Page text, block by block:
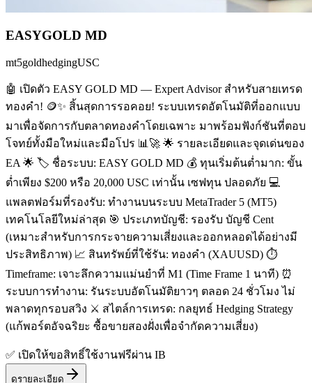
EASYGOLD MD
mt5goldhedgingUSC
🤖 เปิดตัว EASY GOLD MD — Expert Advisor สำหรับสายเทรด
ทองคำ! 🪙✨ สิ้นสุดการรอคอย! ระบบเทรดอัตโนมัติที่ออกแบบ
มาเพื่อจัดการกับตลาดทองคำโดยเฉพาะ มาพร้อมฟังก์ชันที่ตอบ
โจทย์ทั้งมือใหม่และมือโปร 📊🚀 🌟 รายละเอียดและจุดเด่นของ
EA 🌟 🏷️ ชื่อระบบ: EASY GOLD MD 💰 ทุนเริ่มต้นต่ำมาก: ขั้น
ต่ำเพียง $200 หรือ 20,000 USC เท่านั้น เซฟทุน ปลอดภัย 💻
แพลตฟอร์มที่รองรับ: ทำงานบนระบบ MetaTrader 5 (MT5)
เทคโนโลยีใหม่ล่าสุด 🎯 ประเภทบัญชี: รองรับ บัญชี Cent
(เหมาะสำหรับการกระจายความเสี่ยงและออกหลอดได้อย่างมี
ประสิทธิภาพ) 📈 สินทรัพย์ที่ใช้รัน: ทองคำ (XAUUSD) ⏱️
Timeframe: เจาะลึกความแม่นยำที่ M1 (Time Frame 1 นาที) ⏰
ระบบการทำงาน: รันระบบอัตโนมัติยาวๆ ตลอด 24 ชั่วโมง ไม่
พลาดทุกรอบสวิง ⚔️ สไตล์การเทรด: กลยุทธ์ Hedging Strategy
(แก้พอร์ตอัจฉริยะ ซื้อขายสองฝั่งเพื่อจำกัดความเสี่ยง)
✅ เปิดให้ขอสิทธิ์ใช้งานฟรีผ่าน IB
ดูรายละเอียด